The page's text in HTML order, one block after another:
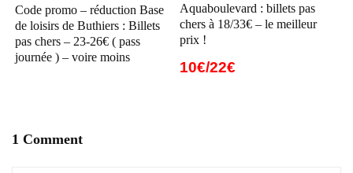
Code promo – réduction Base
de loisirs de Buthiers : Billets
pas chers – 23-26€ ( pass
journée ) – voire moins
Aquaboulevard : billets pas
chers à 18/33€ – le meilleur
prix !
10€/22€
1 Comment